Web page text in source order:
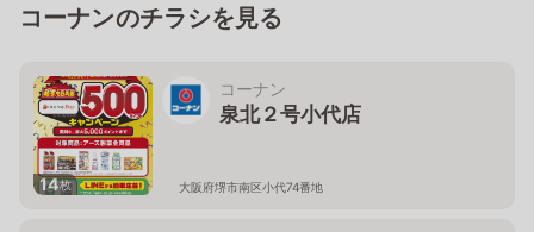
コーナンのチラシを見る
14枚
コーナン
泉北２号小代店
大阪府堺市南区小代74番地